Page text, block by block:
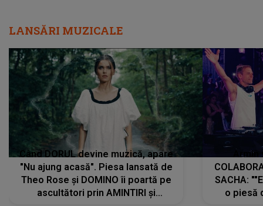
LANSĂRI MUZICALE
Când DORUL devine muzică, apare
"Nu ajung acasă". Piesa lansată de
Theo Rose și DOMINO îi poartă pe
ascultători prin AMINTIRI și
SACHA:
o piesă